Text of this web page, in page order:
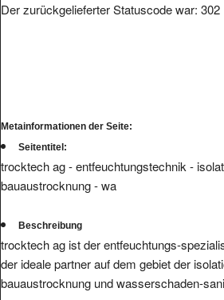
Der zurückgelieferter Statuscode war: 302
Metainformationen der Seite:
Seitentitel:
trocktech ag - entfeuchtungstechnik -
bauaustrocknung - wa
Beschreibung
trocktech ag ist der entfeuchtungs-
der ideale partner auf dem gebiet der
bauaustrocknung und wasserschaden-